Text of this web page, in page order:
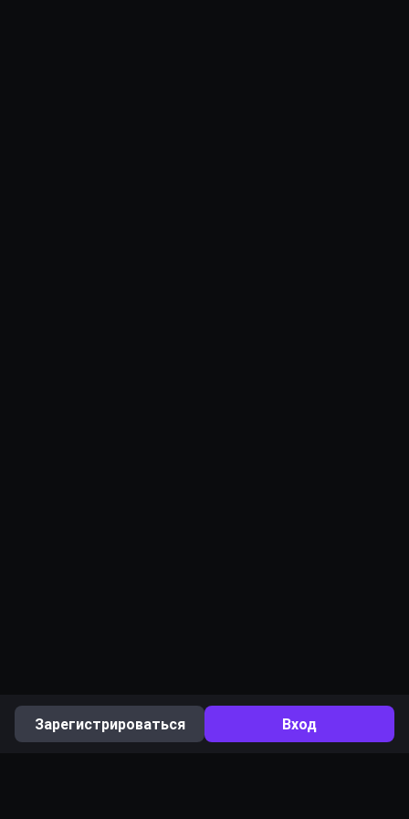
Зарегистрироваться Вход